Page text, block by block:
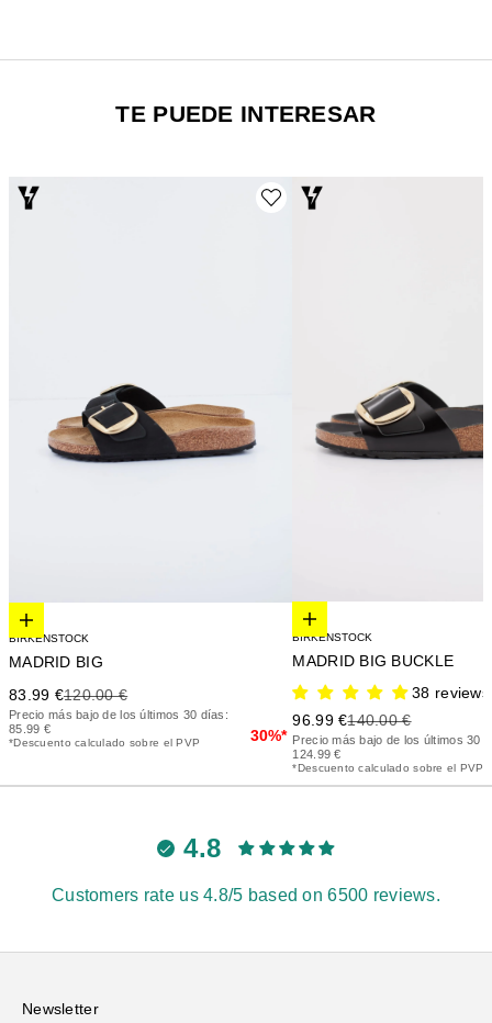
TE PUEDE INTERESAR
Elige opciones
BIRKENSTOCK
MADRID BIG
Precio de oferta
83.99 €Precio anterior
120.00 €
Precio más bajo de los últimos 30 días:
85.99 €
*Descuento calculado sobre el PVP 30%*
Elige opciones
BIRKENSTOCK
MADRID BIG BUCKLE
38 reviews
Precio de oferta
96.99 €Precio anterior
140.00 €
Precio más bajo de los últimos 30
124.99 €
*Descuento calculado sobre el PVP
4.8
Customers rate us 4.8/5 based on 6500 reviews.
Newsletter